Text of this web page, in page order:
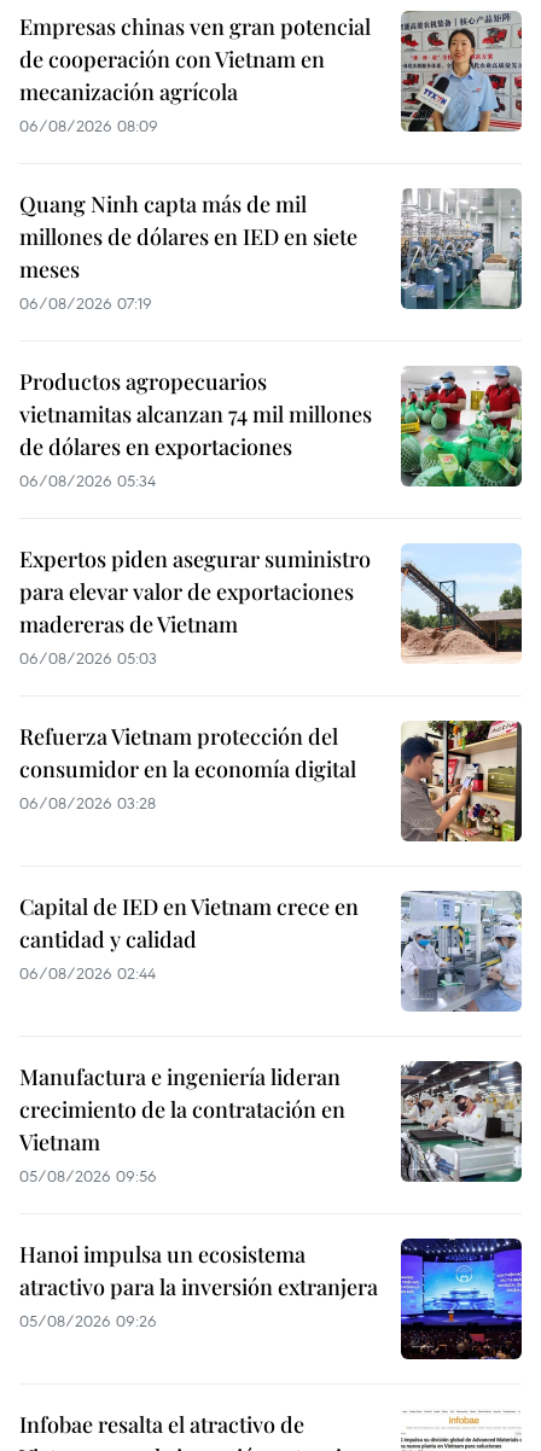
Empresas chinas ven gran potencial
de cooperación con Vietnam en
mecanización agrícola
06/08/2026 08:09
Quang Ninh capta más de mil
millones de dólares en IED en siete
meses
06/08/2026 07:19
Productos agropecuarios
vietnamitas alcanzan 74 mil millones
de dólares en exportaciones
06/08/2026 05:34
Expertos piden asegurar suministro
para elevar valor de exportaciones
madereras de Vietnam
06/08/2026 05:03
Refuerza Vietnam protección del
consumidor en la economía digital
06/08/2026 03:28
Capital de IED en Vietnam crece en
cantidad y calidad
06/08/2026 02:44
Manufactura e ingeniería lideran
crecimiento de la contratación en
Vietnam
05/08/2026 09:56
Hanoi impulsa un ecosistema
atractivo para la inversión extranjera
05/08/2026 09:26
Infobae resalta el atractivo de